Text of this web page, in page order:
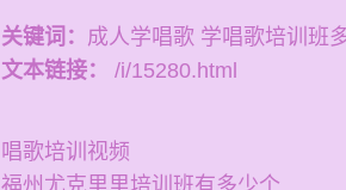
关键词： 成人学唱歌 学唱歌培训班
文本链接：
/i/15280.html
唱歌培训视频
福州尤克里里培训班有多少个